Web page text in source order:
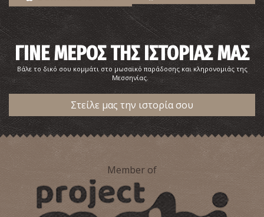
ΓΙΝΕ ΜΕΡΟΣ ΤΗΣ ΙΣΤΟΡΙΑΣ ΜΑΣ
Βάλε το δικό σου κομμάτι στο μωσαϊκό παράδοσης και κληρονομιάς της
Μεσσηνίας.
Στείλε μας την ιστορία σου
Member of